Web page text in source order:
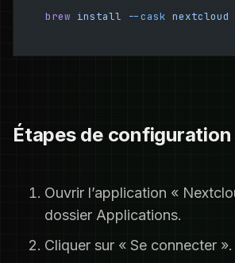
brew install --cask nextcloud
Étapes de configuration
Ouvrir l’application «
dossier Applications.
Cliquer sur « Se connecter ».